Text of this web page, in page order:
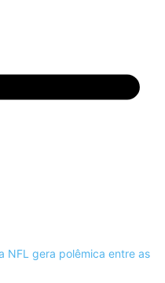
NFL gera polêmica entre as